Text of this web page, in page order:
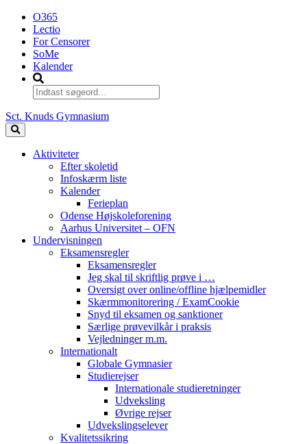
O365
Lectio
For Censorer
SoMe
Kalender
Sct. Knuds Gymnasium
Aktiviteter
Efter skoletid
Infoskærm liste
Kalender
Ferieplan
Odense Højskoleforening
Aarhus Universitet – OFN
Undervisningen
Eksamensregler
Eksamensregler
Jeg skal til skriftlig prøve i …
Oversigt over online/offline hjælpemidler
Skærmmonitorering / ExamCookie
Snyd til eksamen og sanktioner
Særlige prøvevilkår i praksis
Vejledninger m.m.
Internationalt
Globale Gymnasier
Studierejser
Internationale studieretninger
Udveksling
Øvrige rejser
Udvekslingselever
Kvalitetssikring